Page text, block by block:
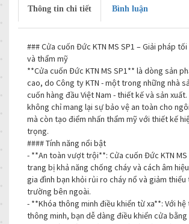
Thông tin chi tiết Bình luận
### Cửa cuốn Đức KTN MS SP1 – Giải pháp
và thẩm mỹ
**Cửa cuốn Đức KTN MS SP1** là dòng sản
cao, do Công ty KTN - một trong những nhà
cuốn hàng đầu Việt Nam - thiết kế và sản xuất.
không chỉ mang lại sự bảo vệ an toàn cho
mà còn tạo điểm nhấn thẩm mỹ với thiết kế
trọng.
#### Tính năng nổi bật
- **An toàn vượt trội**: Cửa cuốn Đức KTN MS
trang bị khả năng chống cháy và cách âm
gia đình bạn khỏi rủi ro cháy nổ và giảm
trường bên ngoài.
- **Khóa thông minh điều khiển từ xa**: Với
thông minh, bạn dễ dàng điều khiển cửa